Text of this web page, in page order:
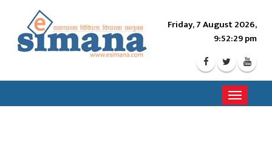
Friday, 7 August 2026,
9:52:30 pm
Toggle